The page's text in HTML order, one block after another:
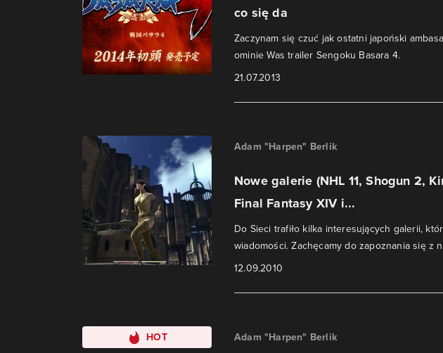
co się da
Zaczynam się czuć jak ostatni japoński
ominie Was trailer Sengoku Basara 4.
21.07.2013
Adam "Harpen" Berlik
Nowe galerie (NHL 11, Shogun 2,
Final Fantasy XIV i...
Do Sieci trafiło kilka interesujących galerii,
wiadomości. Zachęcamy do zapoznania się z
12.09.2010
HOT Adam "Harpen" Berlik